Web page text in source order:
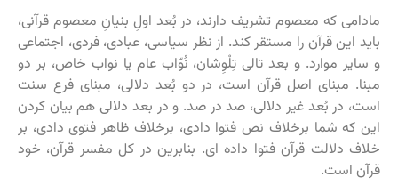
مادامی که معصوم تشریف دارند، در بُعد اولِ بنیانِ معصوم قرآنی،
باید این قرآن را مستقر کند. از نظر سیاسی، عبادی، فردی، اجتماعی
و سایر موارد. و بعد تالی تِلْوِشان، نُوّاب عام یا نواب خاص، بر دو
مبنا. مبنای اصل قرآن است، در دو بُعد دلالی، مبنای فرع سنت
است، در بُعد غیر دلالی، صد در صد. و در بعد دلالی هم بیان کردن
این که شما برخلاف نص فتوا دادی، برخلاف ظاهر فتوی دادی، بر
خلاف دلالت قرآن فتوا داده ای. بنابرین در کل مفسر قرآن، خود
قرآن است.